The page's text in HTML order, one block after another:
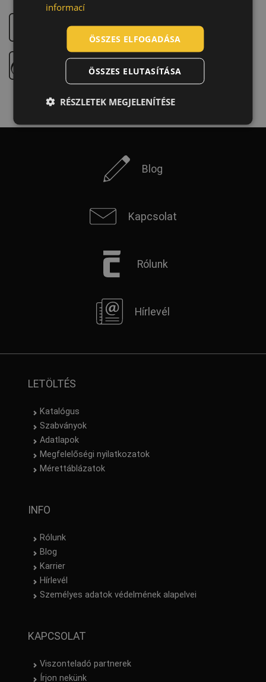
Alpintechnikai munkavégzés
Beszállásos munkavégzés
Blog
Kapcsolat
Rólunk
Hírlevél
LETÖLTÉS
Katalógus
Szabványok
Adatlapok
Megfelelőségi nyilatkozatok
Mérettáblázatok
INFO
Rólunk
Blog
Karrier
Hírlevél
Személyes adatok védelmének alapelvei
KAPCSOLAT
Viszonteladó partnerek
Írjon nekünk
GERMAN
informací
ÖSSZES ELFOGADÁSA
ÖSSZES ELUTASÍTÁSA
RÉSZLETEK MEGJELENÍTÉSE